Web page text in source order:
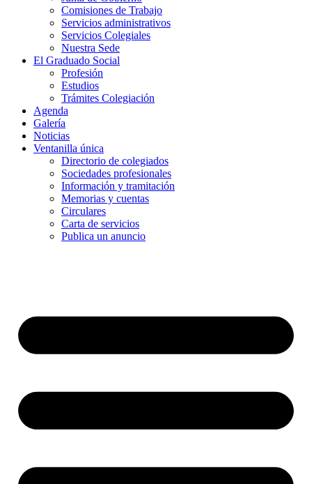
Comisiones de Trabajo
Servicios administrativos
Servicios Colegiales
Nuestra Sede
El Graduado Social
Profesión
Estudios
Trámites Colegiación
Agenda
Galería
Noticias
Ventanilla única
Directorio de colegiados
Sociedades profesionales
Información y tramitación
Memorias y cuentas
Circulares
Carta de servicios
Publica un anuncio